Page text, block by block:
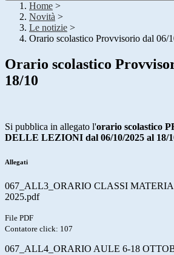
Home >
Novità >
Le notizie >
Orario scolastico Provvisorio dal 06/
Orario scolastico
18/10
Si pubblica in allegato l'orario scolastico
DELLE LEZIONI dal 06/10/2025 al 18/
Allegati
067_ALL3_ORARIO CLASSI
2025.pdf
File PDF
Contatore click: 107
067_ALL4_ORARIO AULE 6-18